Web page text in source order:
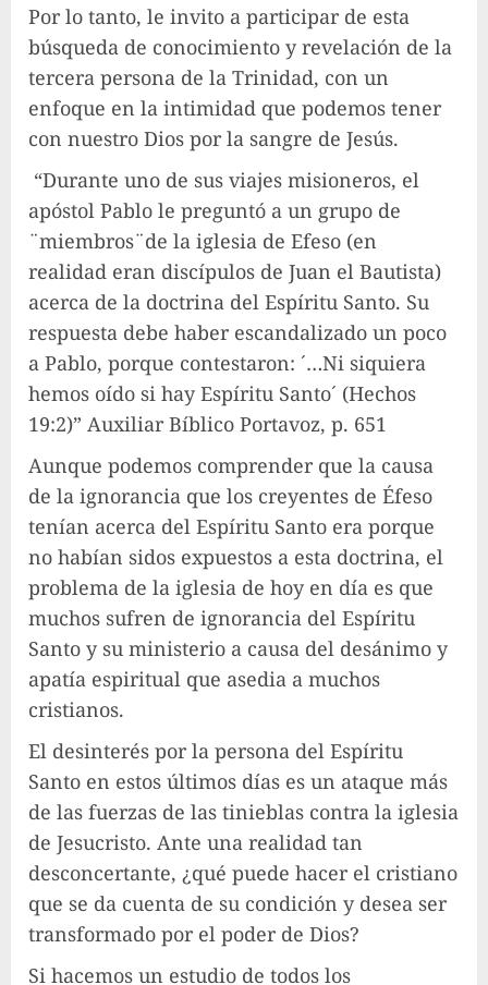
Por lo tanto, le invito a participar de esta
búsqueda de conocimiento y revelación de la
tercera persona de la Trinidad, con un
enfoque en la intimidad que podemos tener
con nuestro Dios por la sangre de Jesús.
“Durante uno de sus viajes misioneros, el
apóstol Pablo le preguntó a un grupo de
¨miembros¨de la iglesia de Efeso (en
realidad eran discípulos de Juan el Bautista)
acerca de la doctrina del Espíritu Santo. Su
respuesta debe haber escandalizado un poco
a Pablo, porque contestaron: ´…Ni siquiera
hemos oído si hay Espíritu Santo´ (Hechos
19:2)” Auxiliar Bíblico Portavoz, p. 651
Aunque podemos comprender que la causa
de la ignorancia que los creyentes de Éfeso
tenían acerca del Espíritu Santo era porque
no habían sidos expuestos a esta doctrina, el
problema de la iglesia de hoy en día es que
muchos sufren de ignorancia del Espíritu
Santo y su ministerio a causa del desánimo y
apatía espiritual que asedia a muchos
cristianos.
El desinterés por la persona del Espíritu
Santo en estos últimos días es un ataque más
de las fuerzas de las tinieblas contra la iglesia
de Jesucristo. Ante una realidad tan
desconcertante, ¿qué puede hacer el cristiano
que se da cuenta de su condición y desea ser
transformado por el poder de Dios?
Si hacemos un estudio de todos los